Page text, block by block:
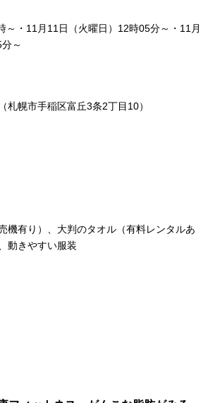
～・11月11日（火曜日）12時05分～・11月
～
札幌市手稲区富丘3条2丁目10）
機有り）、大判のタオル（有料レンタルあ
動きやすい服装